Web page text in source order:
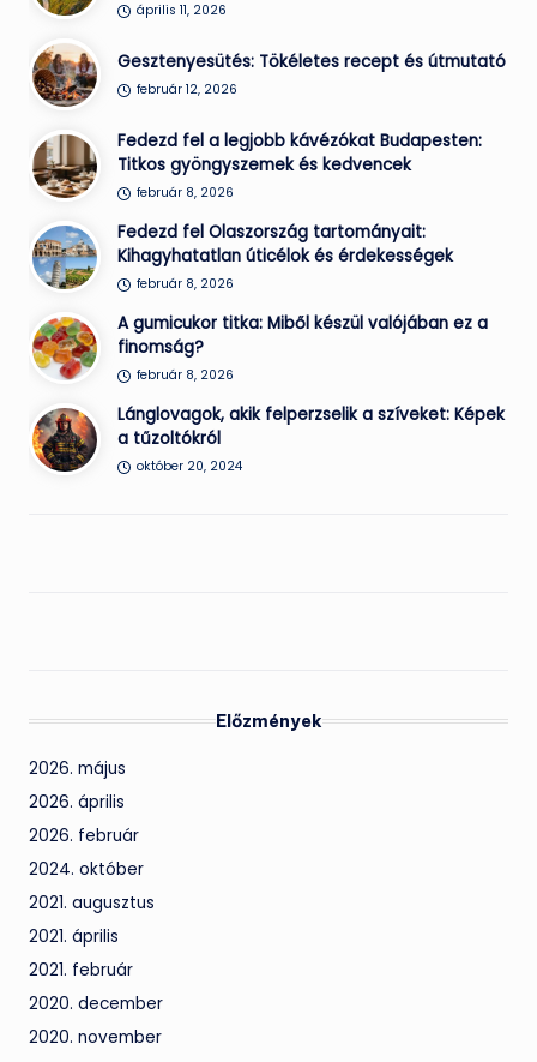
április 11, 2026
Gesztenyesütés: Tökéletes recept és útmutató
február 12, 2026
Fedezd fel a legjobb kávézókat Budapesten:
Titkos gyöngyszemek és kedvencek
február 8, 2026
Fedezd fel Olaszország tartományait:
Kihagyhatatlan úticélok és érdekességek
február 8, 2026
A gumicukor titka: Miből készül valójában ez a
finomság?
február 8, 2026
Lánglovagok, akik felperzselik a szíveket: Képek
a tűzoltókról
október 20, 2024
Előzmények
2026. május
2026. április
2026. február
2024. október
2021. augusztus
2021. április
2021. február
2020. december
2020. november